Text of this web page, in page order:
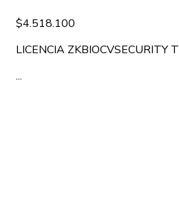
$4.518.100
LICENCIA
...